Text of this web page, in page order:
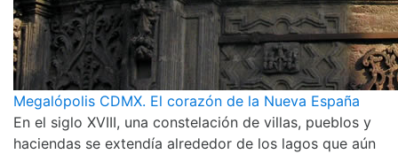
Megalópolis CDMX. El corazón de la Nueva España
En el siglo XVIII, una constelación de villas, pueblos y
haciendas se extendía alrededor de los lagos que aún